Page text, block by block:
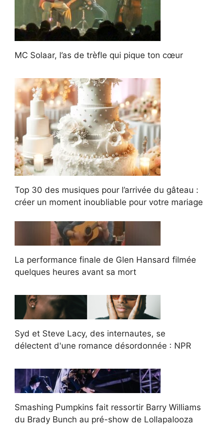
MC Solaar, l’as de trèfle qui pique ton cœur
Top 30 des musiques pour l’arrivée du gâteau :
créer un moment inoubliable pour votre mariage
La performance finale de Glen Hansard filmée
quelques heures avant sa mort
Syd et Steve Lacy, des internautes, se
délectent d'une romance désordonnée : NPR
Smashing Pumpkins fait ressortir Barry Williams
du Brady Bunch au pré-show de Lollapalooza